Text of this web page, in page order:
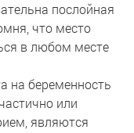
послойная
что место
в любом месте
на беременность
или
являются